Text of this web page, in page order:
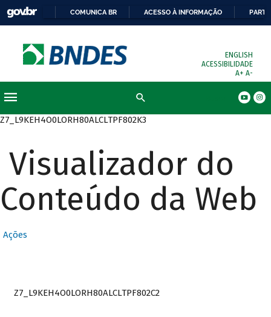
COMUNICA BR ACESSO À INFORMAÇÃO
ENGLISH
ACESSIBILIDADE
A+ A-
Z7_L9KEH4O0LORH80ALCLTPF802K3
Visualizador do
Conteúdo da Web
Ações
Z7_L9KEH4O0LORH80ALCLTPF802C2